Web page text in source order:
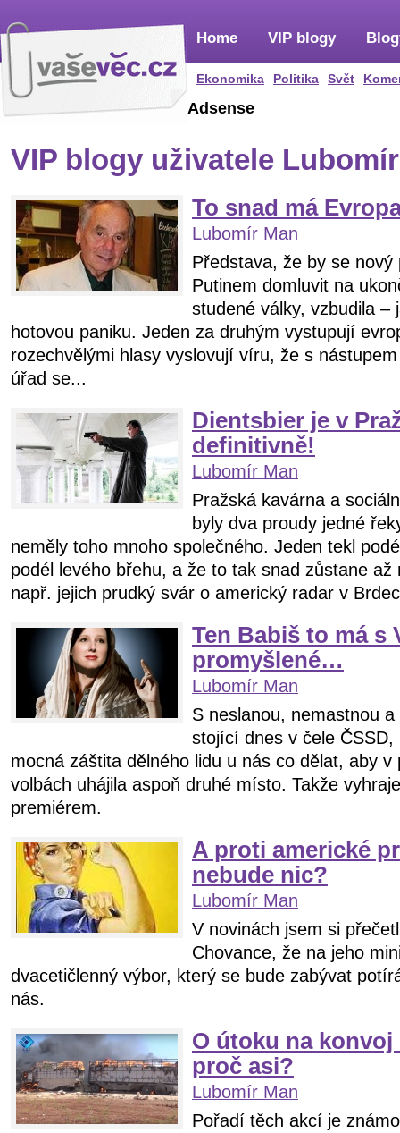
Home
Ekonomika Politika Svět
VIP blogy
Adsense
VIP blogy uživatele
To snad má
Lubomír Man
Představa, že by se nový
Putinem domluvit na
studené války, vzbudila –
hotovou paniku. Jeden za druhým vystupují
rozechvělými hlasy vyslovují víru, že s
úřad se...
Dientsbier je v
definitivně!
Lubomír Man
Pražská kavárna a
byly dva proudy jedné
neměly toho mnoho společného. Jeden tekl
podél levého břehu, a že to tak snad zůstane až
např. jejich prudký svár o americký radar v
Ten Babiš to má s
promyšlené…
Lubomír Man
S neslanou, nemastnou
stojící dnes v čele
mocná záštita dělného lidu u nás co dělat, aby
volbách uhájila aspoň druhé místo. Takže
premiérem.
A proti americké
nebude nic?
Lubomír Man
V novinách jsem si
Chovance, že na jeho
dvacetičlenný výbor, který se bude zabývat
nás.
O útoku na konvoj
proč asi?
Lubomír Man
Pořadí těch akcí je